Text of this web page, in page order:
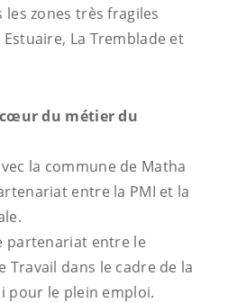
zones très fragiles
La Tremblade et
du métier du
la commune de Matha
entre la PMI et la
partenariat entre le
Travail dans le cadre de la
pour le plein emploi.